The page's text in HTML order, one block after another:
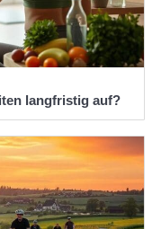
langfristig auf?